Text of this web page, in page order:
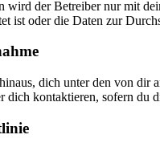
wird der Betreiber nur mit
ist oder die Daten zur
dich unter den von
dich kontaktieren, sofern du